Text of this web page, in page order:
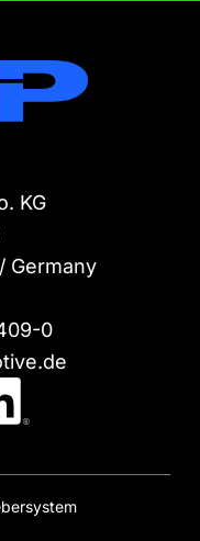
KG
Germany
0